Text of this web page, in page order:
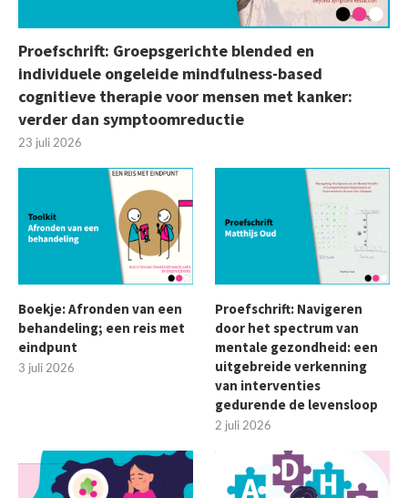
Proefschrift: Groepsgerichte blended en
individuele ongeleide mindfulness-based
cognitieve therapie voor mensen met kanker:
verder dan symptoomreductie
23 juli 2026
Boekje: Afronden van een
behandeling; een reis met
eindpunt
3 juli 2026
Proefschrift: Navigeren
door het spectrum van
mentale gezondheid: een
uitgebreide verkenning
van interventies
gedurende de levensloop
2 juli 2026